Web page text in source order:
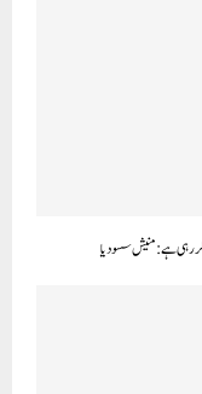
رہی ہے: منیش سسودیا